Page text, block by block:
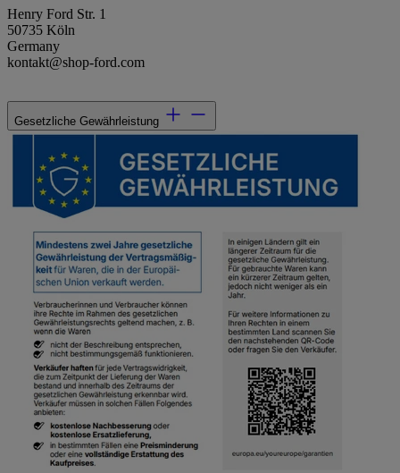
Henry Ford Str. 1
50735 Köln
Germany
kontakt@shop-ford.com
Gesetzliche Gewährleistung